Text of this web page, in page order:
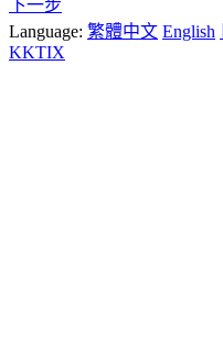
下一步
Language: 繁體中文 English
KKTIX